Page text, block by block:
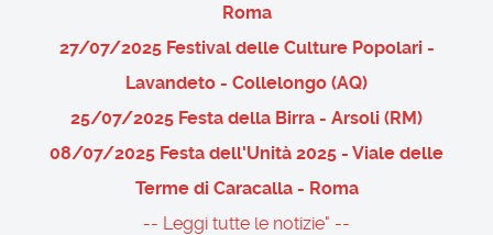
Roma
27/07/2025 Festival delle Culture Popolari -
Lavandeto - Collelongo (AQ)
25/07/2025 Festa della Birra - Arsoli (RM)
08/07/2025 Festa dell'Unità 2025 - Viale delle
Terme di Caracalla - Roma
-- Leggi tutte le notizie" --